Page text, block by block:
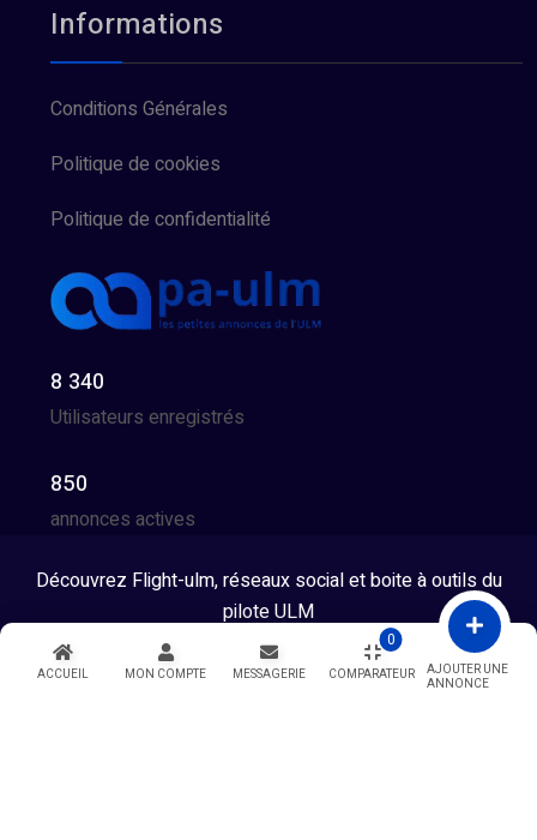
ACCUEIL MON COMPTE MESSAGERIE COMPARATEUR
0
AJOUTER UNE
ANNONCE
Informations
Conditions Générales
Politique de cookies
Politique de confidentialité
8 340
Utilisateurs enregistrés
850
annonces actives
Découvrez Flight-ulm, réseaux social et boite à outils du
pilote ULM
Tous droits réservés © 2026 - Developpé par GG Team